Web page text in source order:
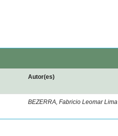
Autor(es)
BEZERRA, Fabricio Leomar Lima